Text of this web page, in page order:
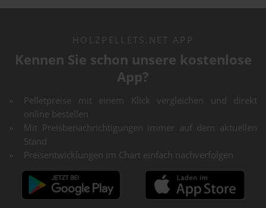
HOLZPELLETS.NET APP
Kennen Sie schon unsere kostenlose
App?
Pelletpreise mit einem Klick vergleichen und direkt
online bestellen
Mit Preisbenachrichtigungen immer auf dem aktuellen
Stand
Preisentwicklungen im Chart einfach nachverfolgen